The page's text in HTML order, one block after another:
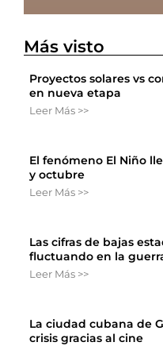
Más visto
Proyectos solares vs
en nueva etapa
Leer Más >>
El fenómeno El Niño
y octubre
Leer Más >>
Las cifras de bajas
fluctuando en la
Leer Más >>
La ciudad cubana de
crisis gracias al cine